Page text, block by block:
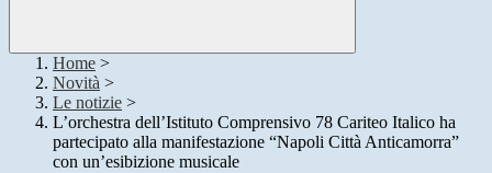
Home >
Novità >
Le notizie >
L’orchestra dell’Istituto Comprensivo 78 Cariteo Italico ha
partecipato alla manifestazione “Napoli Città Anticamorra”
con un’esibizione musicale